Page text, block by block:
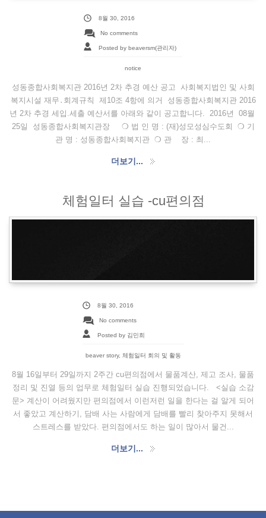
8월 30, 2016
No comments
Posted by beaversm(관리자)
notice
성동종합사회복지관 2016년 2차 추경 예산 공고 사회복지법인 및 사회
복지시설 재무․회계규칙 제10조 4항에 의거 성동종합사회복지관 2016
년 2차 추경 세입.세출 예산서를 아래와 같이 공고합니다. 2016년 08월
25일 성동종합사회복지관장 ❍ 법 인 명 : (재)성모성심수도회 ❍ 기
관 명 : 성동종합사회복지관 ❍ 관 장 : 최...
더보기...
체험일터 실습 -cu편의점
8월 30, 2016
No comments
Posted by 김민희
beaver story, 체험일터 회의 및 활동
8월 16일부터 29일까지 2주간 cu편의점에서 물품계산, 제고 조사, 물품
정리 및 진열 등의 업무로 체험일터 실습 진행되었습니다. <실습 소감
문> 계산이 어려웠지만 편의점에서 이런저런 일을 한다는 걸 알게 되어
서 좋았고 계산하기, 담배 사는 사람에게 담배를 빨리 찾아주지 못해서
스트레스를 받았다. 편의점에서도 하는 일이 많아서 물건...
더보기...